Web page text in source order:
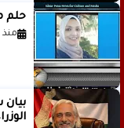
حلم
منذ 3 سنوات